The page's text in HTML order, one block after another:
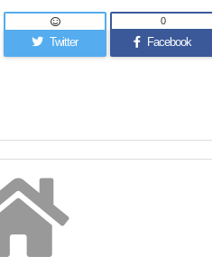
Twitter Facebook
0